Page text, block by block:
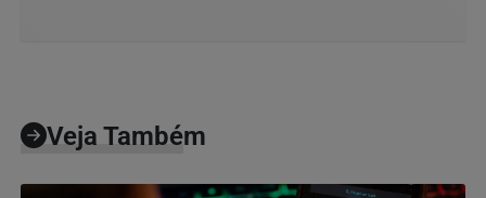
Veja Também